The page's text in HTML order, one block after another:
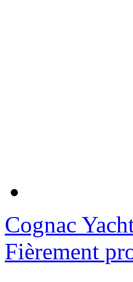
Cognac
Fièrement